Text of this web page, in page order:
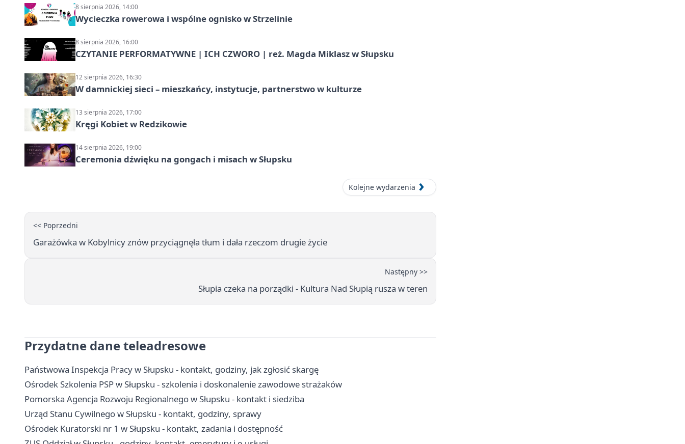
8 sierpnia 2026, 14:00
Wycieczka rowerowa i wspólne ognisko w Strzelinie
8 sierpnia 2026, 16:00
CZYTANIE PERFORMATYWNE | ICH CZWORO | reż. Magda Miklasz w Słupsku
12 sierpnia 2026, 16:30
W damnickiej sieci – mieszkańcy, instytucje, partnerstwo w kulturze
13 sierpnia 2026, 17:00
Kręgi Kobiet w Redzikowie
14 sierpnia 2026, 19:00
Ceremonia dźwięku na gongach i misach w Słupsku
Kolejne wydarzenia
<< Poprzedni
Garażówka w Kobylnicy znów przyciągnęła tłum i dała rzeczom drugie życie
Następny >>
Słupia czeka na porządki - Kultura Nad Słupią rusza w teren
Przydatne dane teleadresowe
Państwowa Inspekcja Pracy w Słupsku - kontakt, godziny, jak zgłosić skargę
Ośrodek Szkolenia PSP w Słupsku - szkolenia i doskonalenie zawodowe strażaków
Pomorska Agencja Rozwoju Regionalnego w Słupsku - kontakt i siedziba
Urząd Stanu Cywilnego w Słupsku - kontakt, godziny, sprawy
Ośrodek Kuratorski nr 1 w Słupsku - kontakt, zadania i dostępność